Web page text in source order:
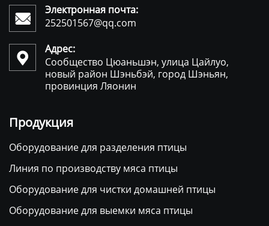

Электронная почта:
252501567@qq.com

Адрес:
Сообщество Цюаньшэн, улица Цайлуо,
новый район Шэньбэй, город Шэньян,
провинция Ляонин
Продукция
Оборудование для разделения птицы
Линия по производству мяса птицы
Оборудование для чистки домашней птицы
Оборудование для выемки мяса птицы